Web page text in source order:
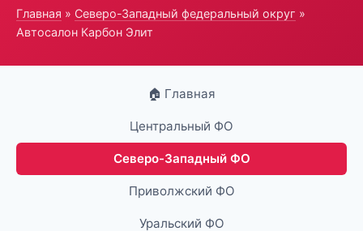
Главная » Северо-Западный федеральный округ »
Автосалон Карбон Элит
🏠 Главная
Центральный ФО
Северо-Западный ФО
Приволжский ФО
Уральский ФО